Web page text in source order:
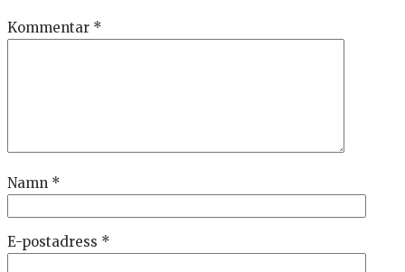
Kommentar *
Namn *
E-postadress *